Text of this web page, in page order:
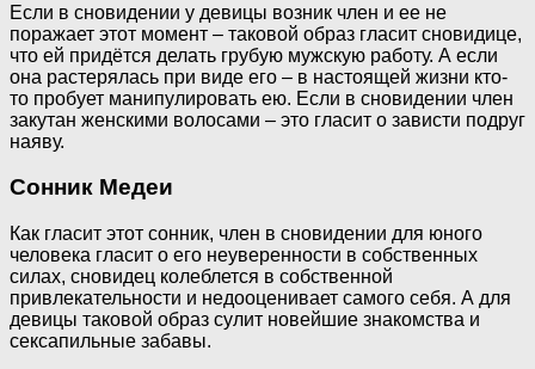
Если в сновидении у девицы возник член и ее не
поражает этот момент – таковой образ гласит сновидице,
что ей придётся делать грубую мужскую работу. А если
она растерялась при виде его – в настоящей жизни кто-
то пробует манипулировать ею. Если в сновидении член
закутан женскими волосами – это гласит о зависти подруг
наяву.
Сонник Медеи
Как гласит этот сонник, член в сновидении для юного
человека гласит о его неуверенности в собственных
силах, сновидец колеблется в собственной
привлекательности и недооценивает самого себя. А для
девицы таковой образ сулит новейшие знакомства и
сексапильные забавы.